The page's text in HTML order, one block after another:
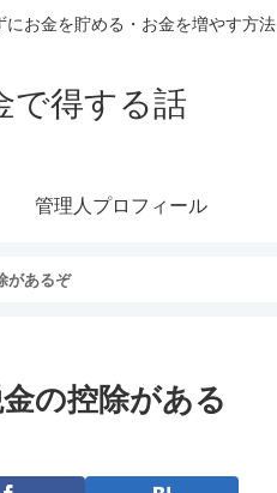
お金を貯める・お金を増やす方法
で得する話
管理人プロフィール
があるぞ
の控除がある